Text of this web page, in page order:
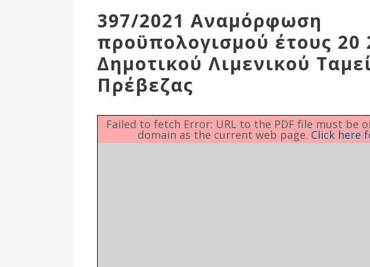
Δημοτικές
Ενότητες
397/2021 Αναμόρφωση
προϋπολογισμού έτους 20
Δημοτικού Λιμενικού
Πρέβεζας
Failed to fetch Error: URL to the PDF file must be
domain as the current web page. Click here